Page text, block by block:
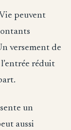
peuvent
versement de
réduit
un
aussi